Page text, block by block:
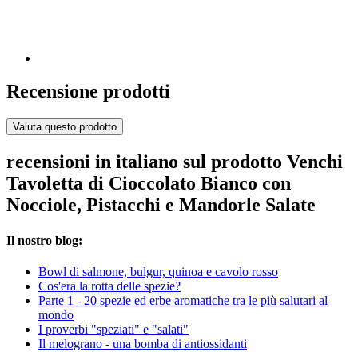
Recensione prodotti
Valuta questo prodotto
recensioni in italiano sul prodotto Venchi
Tavoletta di Cioccolato Bianco con
Nocciole, Pistacchi e Mandorle Salate
Il nostro blog:
Bowl di salmone, bulgur, quinoa e cavolo rosso
Cos'era la rotta delle spezie?
Parte 1 - 20 spezie ed erbe aromatiche tra le più salutari al
mondo
I proverbi "speziati" e "salati"
Il melograno - una bomba di antiossidanti